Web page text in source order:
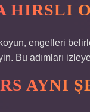
HIRSLI
engelleri
Bu adımları
AYNI